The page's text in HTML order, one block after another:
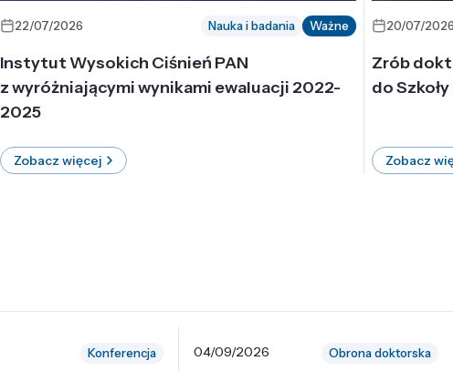
22/07/2026 Nauka i badania Ważne
Instytut Wysokich Ciśnień PAN
z wyróżniającymi wynikami ewaluacji 2022-
2025
Zobacz więcej
20/07/2026
Zrób
do
Zobacz
Konferencja 04/09/2026 Obrona doktorska